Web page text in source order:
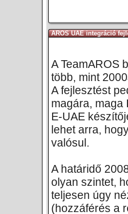
AROS UAE integráció
A TeamAROS
több, mint
A fejlesztést
magára, maga
E-UAE
lehet arra,
valósul.
A határidő
olyan szintet,
teljesen úgy
(hozzáférés a